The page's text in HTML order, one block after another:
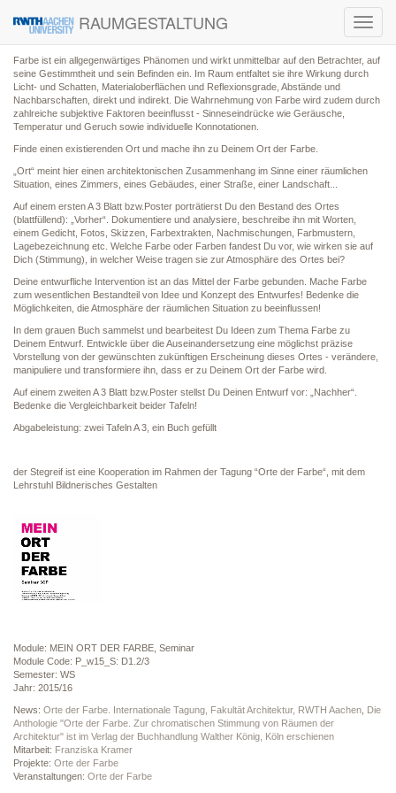
RAUMGESTALTUNG
Farbe ist ein allgegenwärtiges Phänomen und wirkt unmittelbar auf den Betrachter, auf
seine Gestimmtheit und sein Befinden ein. Im Raum entfaltet sie ihre Wirkung durch
Licht- und Schatten, Materialoberflächen und Reflexionsgrade, Abstände und
Nachbarschaften, direkt und indirekt. Die Wahrnehmung von Farbe wird zudem durch
zahlreiche subjektive Faktoren beeinflusst - Sinneseindrücke wie Geräusche,
Temperatur und Geruch sowie individuelle Konnotationen.
Finde einen existierenden Ort und mache ihn zu Deinem Ort der Farbe.
„Ort“ meint hier einen architektonischen Zusammenhang im Sinne einer räumlichen
Situation, eines Zimmers, eines Gebäudes, einer Straße, einer Landschaft...
Auf einem ersten A 3 Blatt bzw.Poster porträtierst Du den Bestand des Ortes
(blattfüllend): „Vorher“. Dokumentiere und analysiere, beschreibe ihn mit Worten,
einem Gedicht, Fotos, Skizzen, Farbextrakten, Nachmischungen, Farbmustern,
Lagebezeichnung etc. Welche Farbe oder Farben fandest Du vor, wie wirken sie auf
Dich (Stimmung), in welcher Weise tragen sie zur Atmosphäre des Ortes bei?
Deine entwurfliche Intervention ist an das Mittel der Farbe gebunden. Mache Farbe
zum wesentlichen Bestandteil von Idee und Konzept des Entwurfes! Bedenke die
Möglichkeiten, die Atmosphäre der räumlichen Situation zu beeinflussen!
In dem grauen Buch sammelst und bearbeitest Du Ideen zum Thema Farbe zu
Deinem Entwurf. Entwickle über die Auseinandersetzung eine möglichst präzise
Vorstellung von der gewünschten zukünftigen Erscheinung dieses Ortes - verändere,
manipuliere und transformiere ihn, dass er zu Deinem Ort der Farbe wird.
Auf einem zweiten A 3 Blatt bzw.Poster stellst Du Deinen Entwurf vor: „Nachher“.
Bedenke die Vergleichbarkeit beider Tafeln!
Abgabeleistung: zwei Tafeln A 3, ein Buch gefüllt
der Stegreif ist eine Kooperation im Rahmen der Tagung “Orte der Farbe“, mit dem
Lehrstuhl Bildnerisches Gestalten
Module: MEIN ORT DER FARBE, Seminar
Module Code: P_w15_S: D1.2/3
Semester: WS
Jahr: 2015/16
News: Orte der Farbe. Internationale Tagung, Fakultät Architektur, RWTH Aachen Die
Anthologie "Orte der Farbe. Zur chromatischen Stimmung von Räumen der
Architektur" ist im Verlag der Buchhandlung Walther König, Köln erschienen
Mitarbeit: Franziska Kramer
Projekte: Orte der Farbe
Veranstaltungen: Orte der Farbe